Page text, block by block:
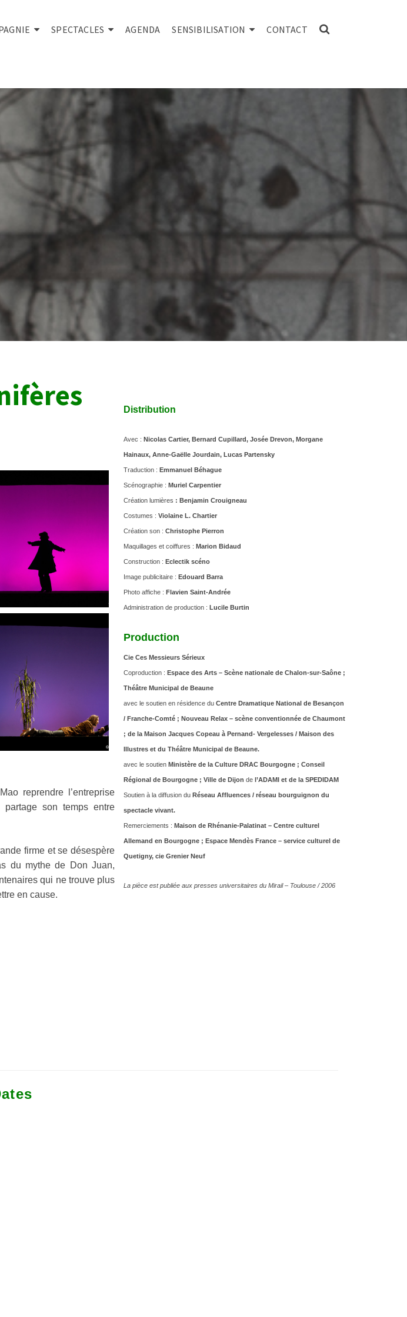
SPECTACLES AGENDA SENSIBILISATION CONTACT
reprendre l’entreprise
partage son temps entre
firme et se désespère
du mythe de Don Juan,
qui ne trouve plus
en cause.
Distribution
Avec : Nicolas Cartier, Bernard Cupillard, Josée Drevon, Morgane
Hainaux, Anne-Gaëlle Jourdain, Lucas Partensky
Traduction : Emmanuel Béhague
Scénographie : Muriel Carpentier
Création lumières : Benjamin Crouigneau
Costumes : Violaine L. Chartier
Création son : Christophe Pierron
Maquillages et coiffures : Marion Bidaud
Construction : Eclectik scéno
Image publicitaire : Edouard Barra
Photo affiche : Flavien Saint-Andrée
Administration de production : Lucile Burtin
Production
Cie Ces Messieurs Sérieux
Coproduction : Espace des Arts – Scène nationale de Chalon-sur-Saône ;
Théâtre Municipal de Beaune
avec le soutien en résidence du Centre Dramatique National de Besançon
/ Franche-Comté ; Nouveau Relax – scène conventionnée de Chaumont
; de la Maison Jacques Copeau à Pernand- Vergelesses / Maison des
Illustres et du Théâtre Municipal de Beaune.
avec le soutien Ministère de la Culture DRAC Bourgogne ; Conseil
Régional de Bourgogne ; Ville de Dijon de l’ADAMI et de la SPEDIDAM
Soutien à la diffusion du Réseau Affluences / réseau bourguignon du
spectacle vivant.
Remerciements : Maison de Rhénanie-Palatinat – Centre culturel
Allemand en Bourgogne ; Espace Mendès France – service culturel de
Quetigny, cie Grenier Neuf
La pièce est publiée aux presses universitaires du Mirail – Toulouse / 2006